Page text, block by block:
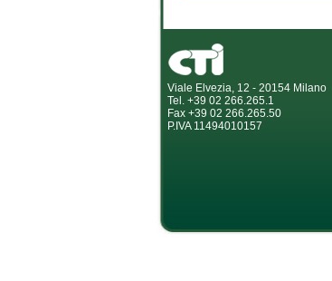
Viale Elvezia, 12 - 20154 Milano
Tel. +39 02 266.265.1
Fax +39 02 266.265.50
P.IVA 11494010157